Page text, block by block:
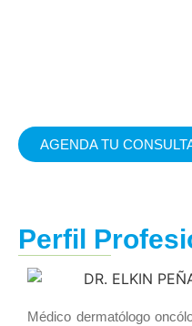
AGENDA TU
Perfil
Médico dermatólogo